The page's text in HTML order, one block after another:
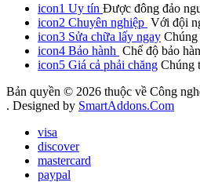
icon1 Uy tín Được đông đảo
icon2 Chuyên nghiệp Với đội
icon3 Sửa chữa lấy ngay
icon4 Bảo hành Chế độ bảo
icon5 Giá cả phải chăng Chúng
Bản quyền © 2026 thuộc về Công
. Designed by SmartAddons.Com
visa
discover
mastercard
paypal